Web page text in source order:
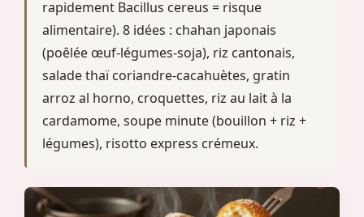
rapidement Bacillus cereus = risque
alimentaire). 8 idées : chahan japonais
(poêlée œuf-légumes-soja), riz cantonais,
salade thaï coriandre-cacahuètes, gratin
arroz al horno, croquettes, riz au lait à la
cardamome, soupe minute (bouillon + riz +
légumes), risotto express crémeux.